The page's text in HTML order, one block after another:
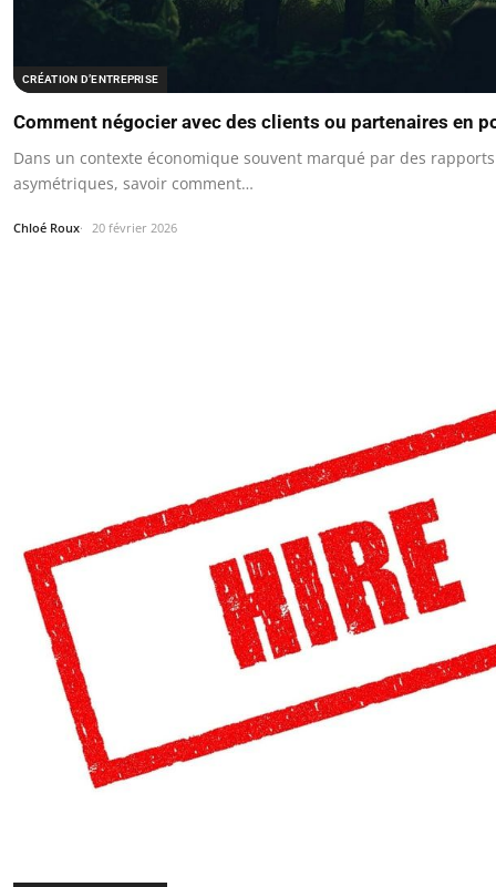
CRÉATION D’ENTREPRISE
Comment négocier avec des clients ou partenaires en
Dans un contexte économique souvent marqué par des
asymétriques, savoir comment…
Chloé Roux 20 février 2026